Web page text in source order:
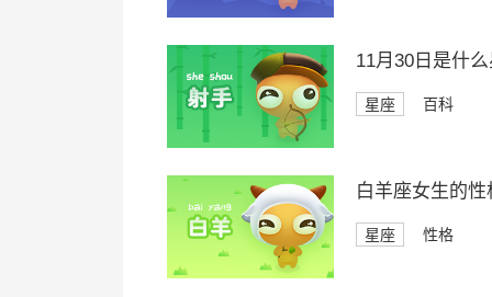
11月30日是什
星座 百科
白羊座女生的
星座 性格